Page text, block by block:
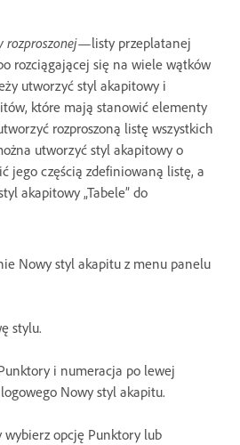
rozproszonej—listy przeplatanej
rozciągającej się na wiele wątków
utworzyć styl akapitowy i
które mają stanowić elementy
rozproszoną listę wszystkich
utworzyć styl akapitowy o
jego częścią zdefiniowaną listę, a
akapitowy „Tabele” do
Nowy styl akapitu z menu panelu
stylu.
i numeracja po lewej
Nowy styl akapitu.
wybierz opcję Punktory lub